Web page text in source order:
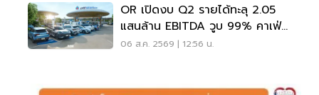
OR เปิดงบ Q2 รายได้ทะลุ 2.05
แสนล้าน EBITDA วูบ 99% คาเฟ่อ
เมซอนขายนิวไฮ 117 ล้านแก้ว
06 ส.ค. 2569 | 12:56 น.